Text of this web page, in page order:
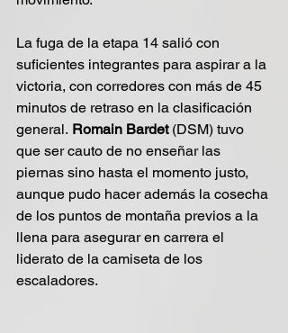
La fuga de la etapa 14 salió con
suficientes integrantes para aspirar a la
victoria, con corredores con más de 45
minutos de retraso en la clasificación
general. Romain Bardet (DSM) tuvo
que ser cauto de no enseñar las
piernas sino hasta el momento justo,
aunque pudo hacer además la cosecha
de los puntos de montaña previos a la
llena para asegurar en carrera el
liderato de la camiseta de los
escaladores.